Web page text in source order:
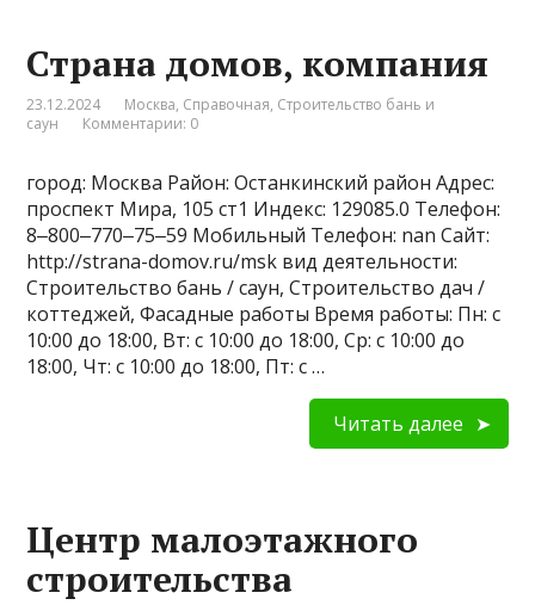
Страна домов, компания
23.12.2024 Москва, Справочная, Строительство бань и
саун
Комментарии: 0
город: Москва Район: Останкинский район Адрес:
проспект Мира, 105 ст1 Индекс: 129085.0 Телефон:
8‒800‒770‒75‒59 Мобильный Телефон: nan Сайт:
http://strana-domov.ru/msk вид деятельности:
Строительство бань / саун, Строительство дач /
коттеджей, Фасадные работы Время работы: Пн: с
10:00 до 18:00, Вт: с 10:00 до 18:00, Ср: с 10:00 до
18:00, Чт: с 10:00 до 18:00, Пт: с …
Читать далее
Центр малоэтажного
строительства